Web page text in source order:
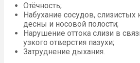
Отёчность;
Набухание сосудов, слизистых
десны и носовой полости;
Нарушение оттока слизи в
узкого отверстия пазухи;
Затруднение дыхания.